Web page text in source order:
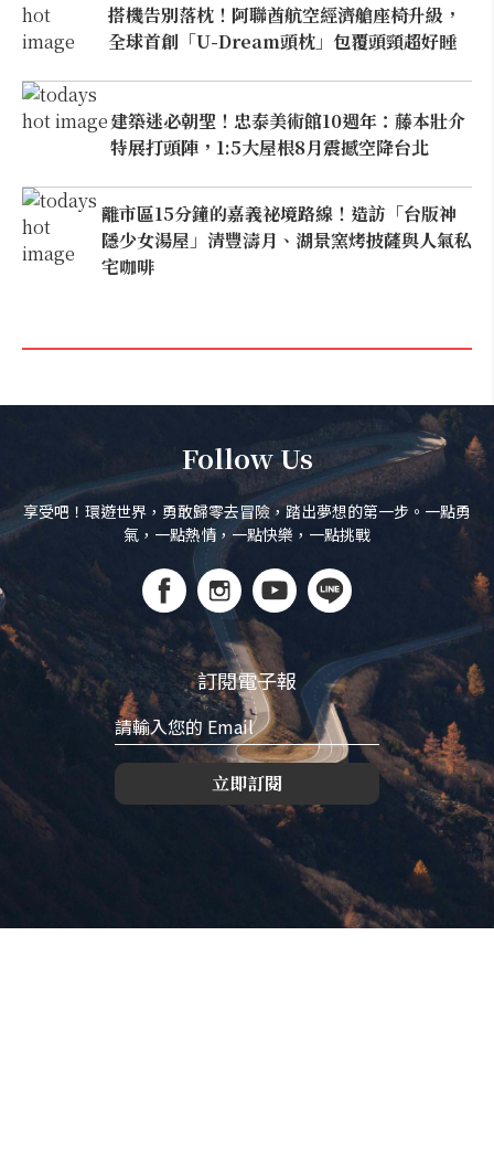
搭機告別落枕！阿聯酋航空經濟艙座椅升級，
全球首創「U-Dream頭枕」包覆頭頸超好睡
建築迷必朝聖！忠泰美術館10週年：藤本壯介
特展打頭陣，1:5大屋根8月震撼空降台北
離市區15分鐘的嘉義祕境路線！造訪「台版神
隱少女湯屋」清豐濤月、湖景窯烤披薩與人氣私
宅咖啡
Follow Us
享受吧！環遊世界，勇敢歸零去冒險，踏出夢想的第一步。一點勇
氣，一點熱情，一點快樂，一點挑戰
訂閱電子報
立即訂閱